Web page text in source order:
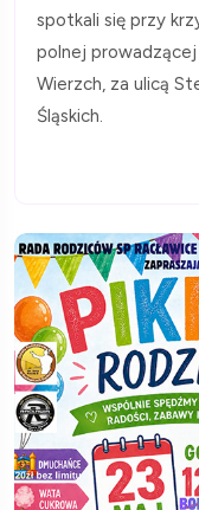
spotkali się przy
polnej prowadzącej
Wierzch, za ulicą
Śląskich.